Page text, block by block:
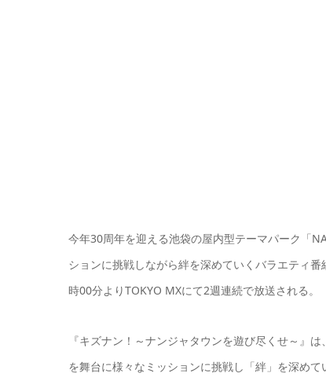
今年30周年を迎える池袋の屋内型テーマパーク「
ションに挑戦しながら絆を深めていくバラエティ
時00分よりTOKYO MXにて2週連続で放送される。
『キズナン！～ナンジャタウンを遊び尽くせ～』
を舞台に様々なミッションに挑戦し「絆」を深めて